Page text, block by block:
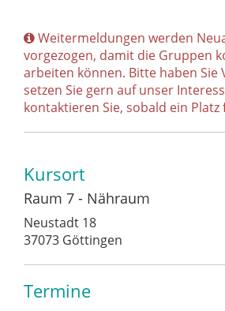
Weitermeldungen werden
vorgezogen, damit die Gruppen
arbeiten können. Bitte haben Sie
setzen Sie gern auf unser
kontaktieren Sie, sobald ein Platz
Kursort
Raum 7 - Nähraum
Neustadt 18
37073 Göttingen
Termine